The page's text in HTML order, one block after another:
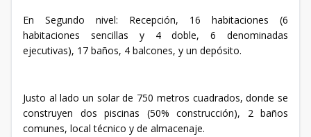
En Segundo nivel: Recepción, 16 habitaciones (6
habitaciones sencillas y 4 doble, 6 denominadas
ejecutivas), 17 baños, 4 balcones, y un depósito.
Justo al lado un solar de 750 metros cuadrados, donde se
construyen dos piscinas (50% construcción), 2 baños
comunes, local técnico y de almacenaje.